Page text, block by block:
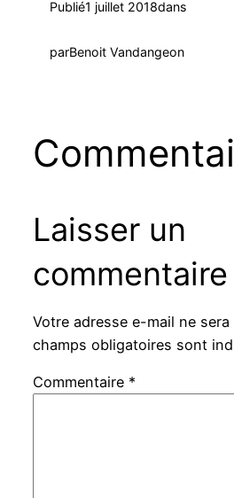
Publié1 juillet 2018dans
parBenoit Vandangeon
Laisser un
commentaire
Votre adresse e-mail ne sera
champs obligatoires sont
Commentaire *